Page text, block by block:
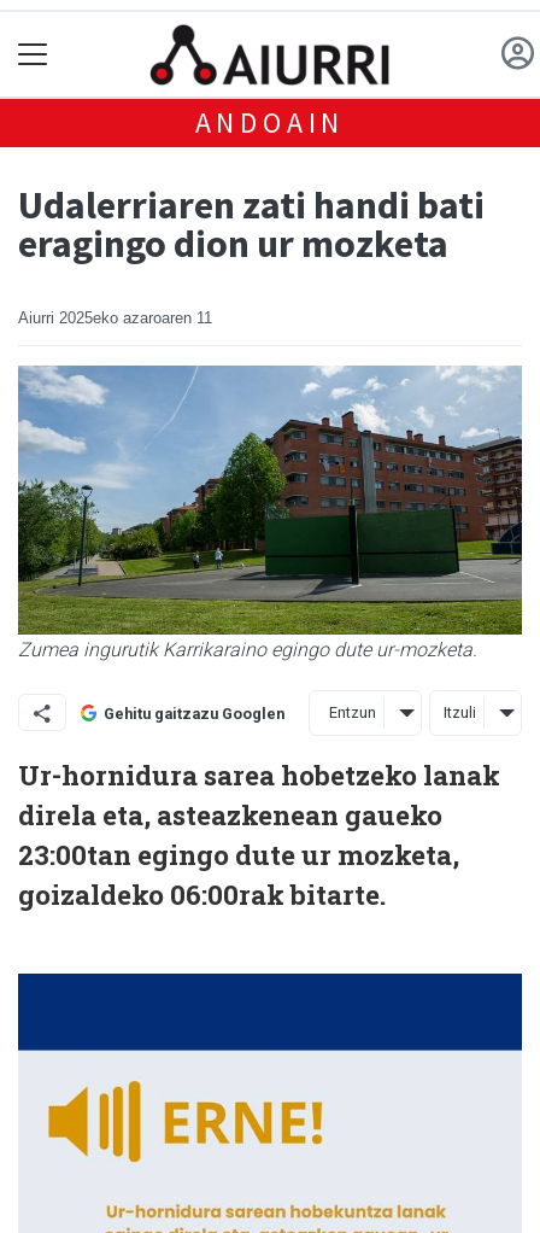
ANDOAIN
Udalerriaren zati handi bati
eragingo dion ur mozketa
Aiurri 2025eko azaroaren 11
Zumea ingurutik Karrikaraino egingo dute ur-mozketa.
Gehitu gaitzazu Googlen Entzun Itzuli
Ur-hornidura sarea hobetzeko lanak
direla eta, asteazkenean gaueko
23:00tan egingo dute ur mozketa,
goizaldeko 06:00rak bitarte.